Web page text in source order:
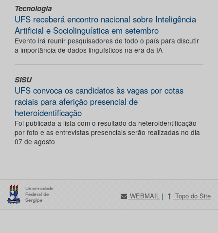
Tecnologia
UFS receberá encontro nacional sobre Inteligência
Artificial e Sociolinguística em setembro
Evento irá reunir pesquisadores de todo o país para discutir
a importância de dados linguísticos na era da IA
SISU
UFS convoca os candidatos às vagas por cotas
raciais para aferição presencial de
heteroidentificação
Foi publicada a lista com o resultado da heteroidentificação
por foto e as entrevistas presenciais serão realizadas no dia
07 de agosto
WEBMAIL | Topo do Site